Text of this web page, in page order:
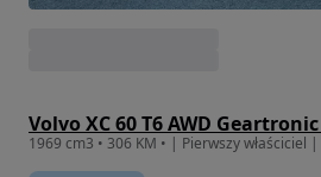
Volvo XC 60 T6 AWD